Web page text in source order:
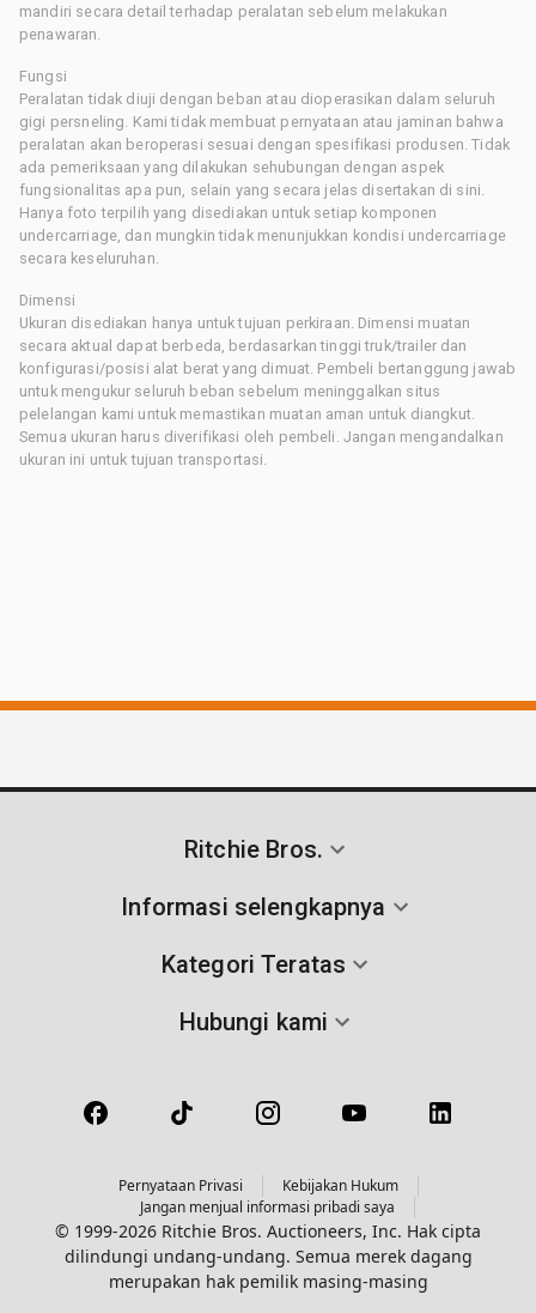
mandiri secara detail terhadap peralatan sebelum melakukan
penawaran.
Fungsi
Peralatan tidak diuji dengan beban atau dioperasikan dalam seluruh
gigi persneling. Kami tidak membuat pernyataan atau jaminan bahwa
peralatan akan beroperasi sesuai dengan spesifikasi produsen. Tidak
ada pemeriksaan yang dilakukan sehubungan dengan aspek
fungsionalitas apa pun, selain yang secara jelas disertakan di sini.
Hanya foto terpilih yang disediakan untuk setiap komponen
undercarriage, dan mungkin tidak menunjukkan kondisi undercarriage
secara keseluruhan.
Dimensi
Ukuran disediakan hanya untuk tujuan perkiraan. Dimensi muatan
secara aktual dapat berbeda, berdasarkan tinggi truk/trailer dan
konfigurasi/posisi alat berat yang dimuat. Pembeli bertanggung jawab
untuk mengukur seluruh beban sebelum meninggalkan situs
pelelangan kami untuk memastikan muatan aman untuk diangkut.
Semua ukuran harus diverifikasi oleh pembeli. Jangan mengandalkan
ukuran ini untuk tujuan transportasi.
Ritchie Bros.
Informasi selengkapnya
Kategori Teratas
Hubungi kami
Pernyataan Privasi
Kebijakan Hukum
Jangan menjual informasi pribadi saya
© 1999-2026 Ritchie Bros. Auctioneers, Inc. Hak cipta
dilindungi undang-undang. Semua merek dagang
merupakan hak pemilik masing-masing